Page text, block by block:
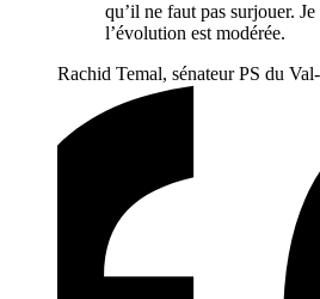
qu’il ne faut pas surjouer. Je
l’évolution est modérée.
Rachid Temal, sénateur PS du